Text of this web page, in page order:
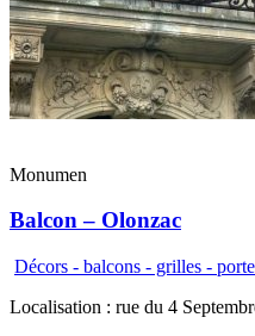
Monumen
Balcon – Olonzac
Décors - balcons - grilles -
Localisation : rue du 4